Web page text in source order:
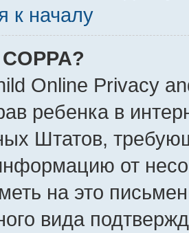
к началу
Online Privacy
ребенка в
Штатов,
от
на это
вида